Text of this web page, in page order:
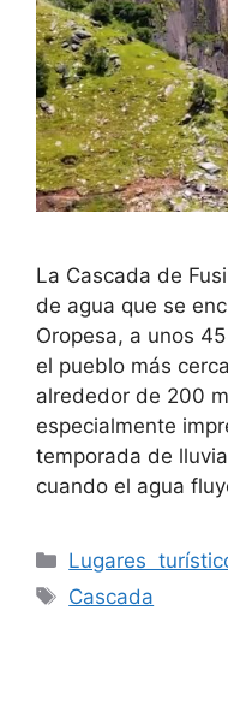
La Cascada de
de agua que se
Oropesa, a unos
el pueblo más
alrededor de 200
especialmente
temporada de
cuando el agua
Categorías
Lugares
Etiquetas
Cascada